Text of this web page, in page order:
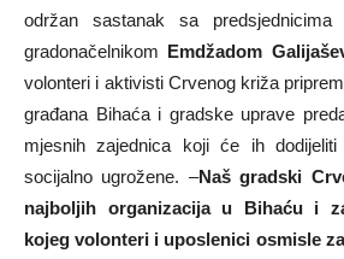
održan sastanak sa
gradonačelnikom Emdžadom
volonteri i aktivisti Crvenog križa
građana Bihaća i gradske uprave
mjesnih zajednica koji će ih
socijalno ugrožene. –Naš gradski
najboljih organizacija u Bihaću i
kojeg volonteri i uposlenici osmisle